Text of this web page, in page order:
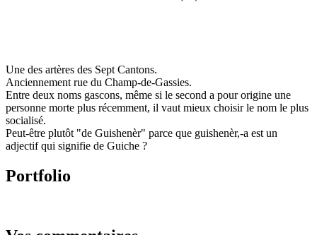
Une des artères des Sept Cantons.
Anciennement rue du Champ-de-Gassies.
Entre deux noms gascons, même si le second a pour origine une
personne morte plus récemment, il vaut mieux choisir le nom le plus
socialisé.
Peut-être plutôt "de Guishenèr" parce que guishenèr,-a est un
adjectif qui signifie de Guiche ?
Portfolio